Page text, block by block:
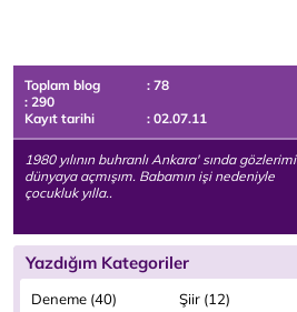
Toplam blog
: 78
: 290
Kayıt tarihi
: 02.07.11
1980 yılının buhranlı Ankara' sında gözlerimi
dünyaya açmışım. Babamın işi nedeniyle
çocukluk yılla..
Yazdığım Kategoriler
Deneme (40)
Şiir (12)